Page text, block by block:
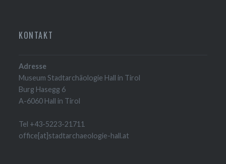
KONTAKT
Adresse
Museum Stadtarchäologie Hall in Tirol
Burg Hasegg 6
A-6060 Hall in Tirol
Tel +43-5223-21711
office[at]stadtarchaeologie-hall.at